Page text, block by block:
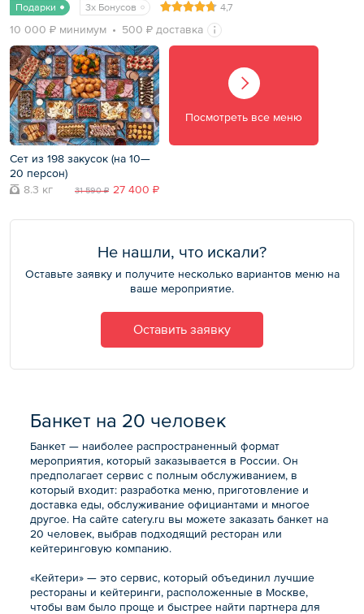
Подарки 3x Бонусов 4,7
10 000 ₽ минимум 500 ₽ доставка
Сет из 198 закусок (на 10—
20 персон)
8.3 кг
31 590 ₽ 27 400 ₽
Посмотреть все меню
Не нашли, что искали?
Оставьте заявку и получите несколько вариантов меню на
ваше мероприятие.
Оставить заявку
Банкет на 20 человек
Банкет — наиболее распространенный формат
мероприятия, который заказывается в России. Он
предполагает сервис с полным обслуживанием, в
который входит: разработка меню, приготовление и
доставка еды, обслуживание официантами и многое
другое. На сайте catery.ru вы можете заказать банкет на
20 человек, выбрав подходящий ресторан или
кейтеринговую компанию.
«Кейтери» — это сервис, который объединил лучшие
рестораны и кейтеринги, расположенные в Москве,
чтобы вам было проще и быстрее найти партнера для